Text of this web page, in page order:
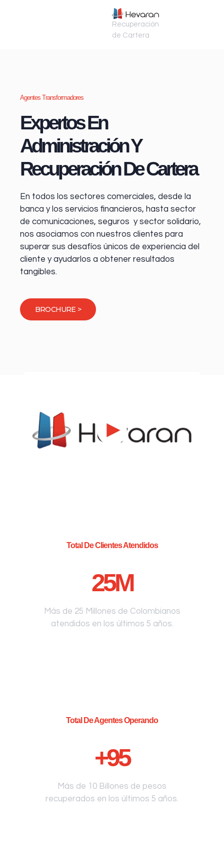
Recuperación
de Cartera
Agentes Transformadores
Expertos En
Administración Y
Recuperación De Cartera
En todos los sectores comerciales, desde la
banca y los servicios financieros, hasta sector
de comunicaciones, seguros y sector solidario,
nos asociamos con nuestros clientes para
superar sus desafíos únicos de experiencia del
cliente y ayudarlos a obtener resultados
tangibles.
BROCHURE >
Total De Clientes Atendidos
25M
Más de 25 Millones de Colombianos
atendidos en los últimos 5 años.
Total De Agentes Operando
+95
Más de 10 Billones de pesos
recuperados en los últimos 5 años.